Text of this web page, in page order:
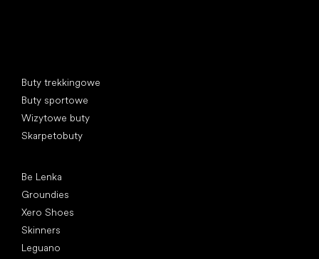
Buty trekkingowe
Buty sportowe
Wizytowe buty
Skarpetobuty
Be Lenka
Groundies
Xero Shoes
Skinners
Leguano